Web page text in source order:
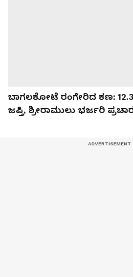
ಬಾಗಲಕೋಟೆ ರಂಗೇರಿದ ಕಣ: 12.37 ಲಕ್ಷ
ಜಪ್ತಿ, ಶ್ರೀರಾಮುಲು ಭರ್ಜರಿ